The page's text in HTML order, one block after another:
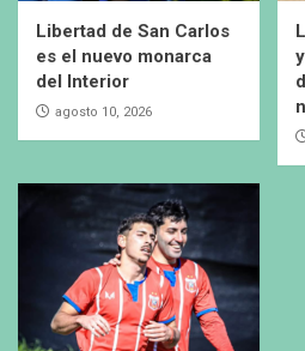
Libertad de San Carlos
es el nuevo monarca
del Interior
agosto 10, 2026